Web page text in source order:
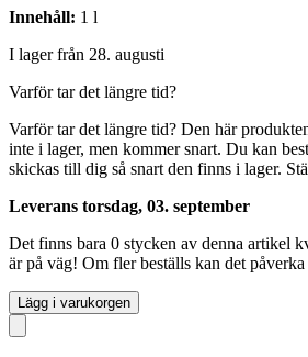
Innehåll: 1 l
I lager från 28. augusti
Varför tar det längre tid?
Varför tar det längre tid? Den här
inte i lager, men kommer snart. Du kan
skickas till dig så snart den finns i lager.
Leverans torsdag, 03. september
Det finns bara 0 stycken av denna artikel
är på väg! Om fler beställs kan det påverka
Lägg i varukorgen